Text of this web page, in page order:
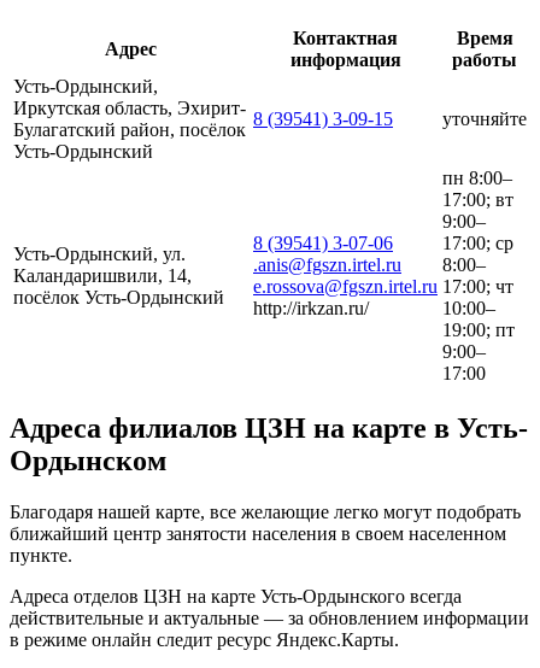
Адрес
Контактная
информация
Время
работы
Усть-Ордынский,
Иркутская область, Эхирит-
Булагатский район, посёлок
Усть-Ордынский
8 (39541) 3-09-15 уточняйте
Усть-Ордынский, ул.
Каландаришвили, 14,
посёлок Усть-Ордынский
8 (39541) 3-07-06
.anis@fgszn.irtel.ru
e.rossova@fgszn.irtel.ru
http://irkzan.ru/
пн 8:00–
17:00; вт
9:00–
17:00; ср
8:00–
17:00; чт
10:00–
19:00; пт
9:00–
17:00
Адреса филиалов ЦЗН на карте в Усть-
Ордынском
Благодаря нашей карте, все желающие легко могут подобрать
ближайший центр занятости населения в своем населенном
пункте.
Адреса отделов ЦЗН на карте Усть-Ордынского всегда
действительные и актуальные — за обновлением информации
в режиме онлайн следит ресурс Яндекс.Карты.